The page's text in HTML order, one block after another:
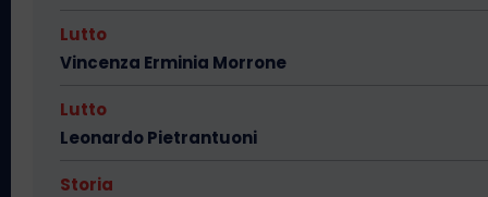
Lutto
Vincenza Erminia Morrone
Lutto
Leonardo Pietrantuoni
Storia